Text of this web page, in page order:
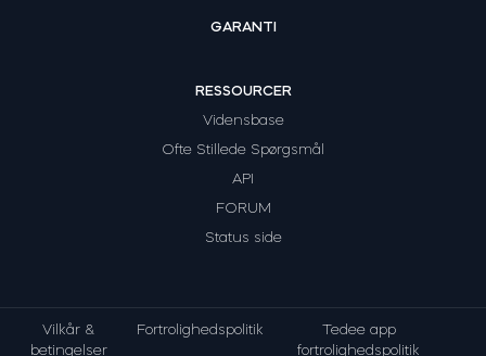
GARANTI
RESSOURCER
Vidensbase
Ofte Stillede Spørgsmål
API
FORUM
Status side
Vilkår &
betingelser
Fortrolighedspolitik
Tedee app
fortrolighedspolitik